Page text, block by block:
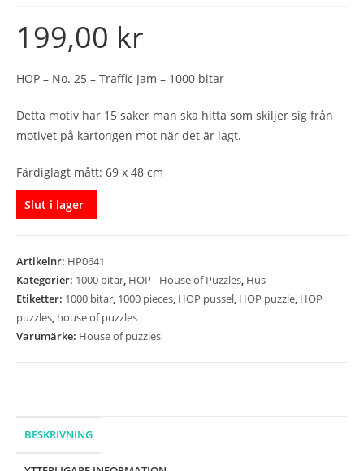
199,00 kr
HOP – No. 25 – Traffic Jam – 1000 bitar
Detta motiv har 15 saker man ska hitta som skiljer sig från
motivet på kartongen mot när det är lagt.
Färdiglagt mått: 69 x 48 cm
Slut i lager
Artikelnr: HP0641
Kategorier: 1000 bitar, HOP - House of Puzzles, Hus
Etiketter: 1000 bitar, 1000 pieces, HOP pussel, HOP puzzle, HOP
puzzles, house of puzzles
Varumärke: House of puzzles
BESKRIVNING